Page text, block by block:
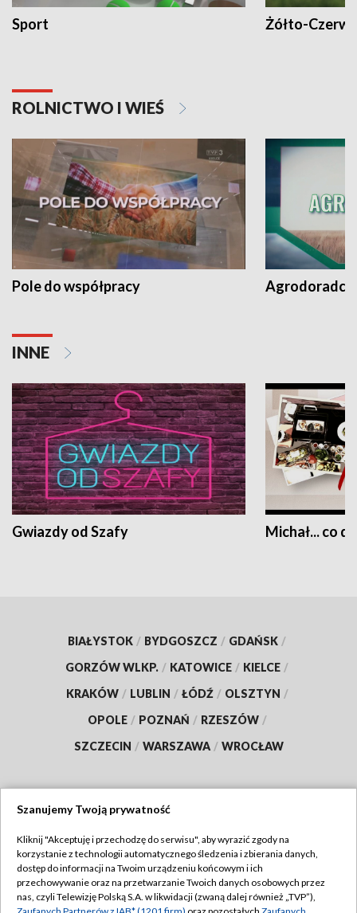
Sport Żółto-
ROLNICTWO I WIEŚ
Pole do współpracy Agrodoradcy
INNE
Gwiazdy od Szafy Michał... co
BIAŁYSTOK / BYDGOSZCZ / GDAŃSK /
GORZÓW WLKP. / KATOWICE / KIELCE /
KRAKÓW / LUBLIN / ŁÓDŹ / OLSZTYN /
OPOLE / POZNAŃ / RZESZÓW /
SZCZECIN / WARSZAWA / WROCŁAW
TVP
Abonament TVP
Emisja w TVP
Regulamin TVP
Szanujemy Twoją prywatność
Kliknij "Akceptuję i przechodzę do serwisu", aby wyrazić zgody na
korzystanie z technologii automatycznego śledzenia i zbierania danych,
dostęp do informacji na Twoim urządzeniu końcowym i ich
przechowywanie oraz na przetwarzanie Twoich danych osobowych przez
nas, czyli Telewizję Polską S.A. w likwidacji (zwaną dalej również „TVP”),